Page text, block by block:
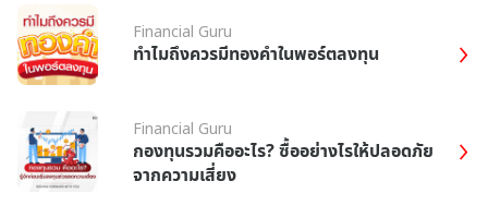
Financial Guru
ทำไมถึงควรมีทองคำในพอร์ตลงทุน
Financial Guru
กองทุนรวมคืออะไร? ซื้ออย่างไรให้ปลอดภัย
จากความเสี่ยง